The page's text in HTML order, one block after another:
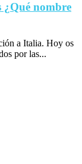
¿Qué nombre
a Italia. Hoy os
por las...